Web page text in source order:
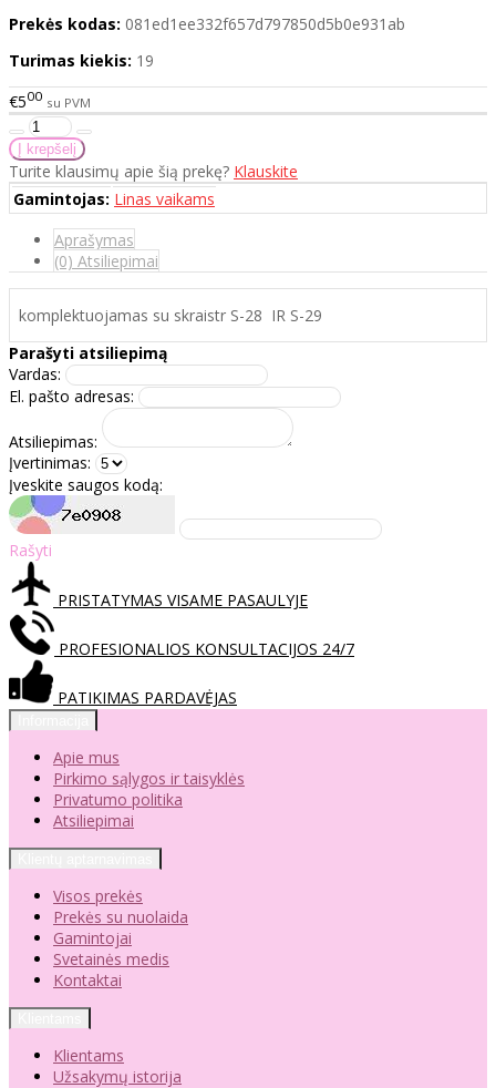
Prekės kodas: 081ed1ee332f657d797850d5b0e931ab
Turimas kiekis: 19
€500 su PVM
Turite klausimų apie šią prekę? Klauskite
Gamintojas: Linas vaikams
Aprašymas
(0) Atsiliepimai
komplektuojamas su skraistr S-28 IR S-29
Parašyti atsiliepimą
Vardas:
El. pašto adresas:
Atsiliepimas:
Įvertinimas:
Įveskite saugos kodą:
Rašyti
PRISTATYMAS VISAME PASAULYJE
PROFESIONALIOS KONSULTACIJOS 24/7
PATIKIMAS PARDAVĖJAS
Apie mus
Pirkimo sąlygos ir taisyklės
Privatumo politika
Atsiliepimai
Visos prekės
Prekės su nuolaida
Gamintojai
Svetainės medis
Kontaktai
Klientams
Užsakymų istorija